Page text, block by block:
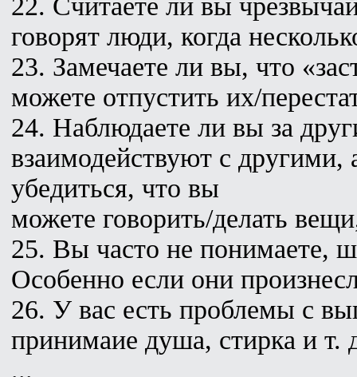
говорят люди, когда
23. Замечаете ли вы, что
можете отпустить их/
24. Наблюдаете ли вы за
взаимодействуют с другими,
убедиться, что вы
можете говорить/делать
25. Вы часто не понимаете,
Особенно если они
26. У вас есть проблемы с
принимаие душа, стирка и
...